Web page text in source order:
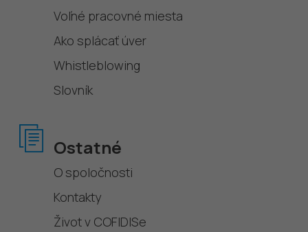
Voľné pracovné miesta
Ako splácať úver
Whistleblowing
Slovník
Ostatné
O spoločnosti
Kontakty
Život v COFIDISe